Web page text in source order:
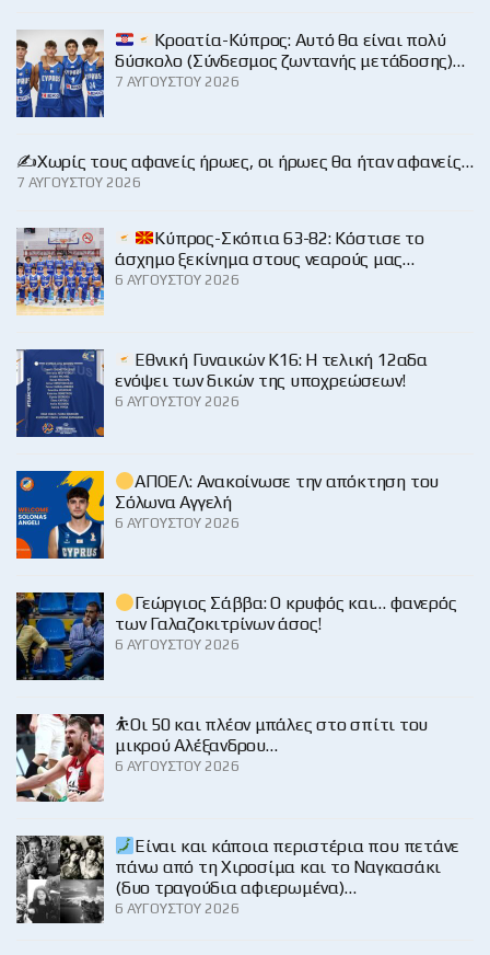
Κροατία-Κύπρος: Αυτό θα είναι πολύ
δύσκολο (Σύνδεσμος ζωντανής μετάδοσης)…
7 ΑΥΓΟΎΣΤΟΥ 2026
✍️Χωρίς τους αφανείς ήρωες, οι ήρωες θα ήταν αφανείς…
7 ΑΥΓΟΎΣΤΟΥ 2026
Κύπρος-Σκόπια 63-82: Κόστισε το
άσχημο ξεκίνημα στους νεαρούς μας…
6 ΑΥΓΟΎΣΤΟΥ 2026
Εθνική Γυναικών Κ16: Η τελική 12αδα
ενόψει των δικών της υποχρεώσεων!
6 ΑΥΓΟΎΣΤΟΥ 2026
ΑΠΟΕΛ: Ανακοίνωσε την απόκτηση του
Σόλωνα Αγγελή
6 ΑΥΓΟΎΣΤΟΥ 2026
Γεώργιος Σάββα: Ο κρυφός και… φανερός
των Γαλαζοκιτρίνων άσος!
6 ΑΥΓΟΎΣΤΟΥ 2026
⛹️Οι 50 και πλέον μπάλες στο σπίτι του
μικρού Αλέξανδρου…
6 ΑΥΓΟΎΣΤΟΥ 2026
Είναι και κάποια περιστέρια που πετάνε
πάνω από τη Χιροσίμα και το Ναγκασάκι
(δυο τραγούδια αφιερωμένα)…
6 ΑΥΓΟΎΣΤΟΥ 2026